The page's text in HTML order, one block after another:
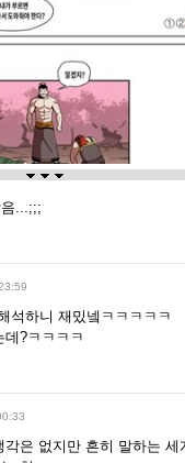
...;;;
석하니 재밌넼ㅋㅋㅋㅋㅋ
?ㅋㅋㅋㅋ
은 없지만 흔히 말하는 세